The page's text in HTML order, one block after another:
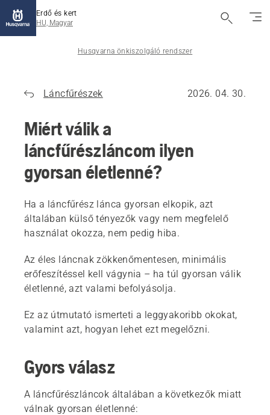
Erdő és kert
HU, Magyar
Husqvarna önkiszolgáló rendszer
Láncfűrészek 2026. 04. 30.
Miért válik a
láncfűrészláncom ilyen
gyorsan életlenné?
Ha a láncfűrész lánca gyorsan elkopik, azt
általában külső tényezők vagy nem megfelelő
használat okozza, nem pedig hiba.
Az éles láncnak zökkenőmentesen, minimális
erőfeszítéssel kell vágynia – ha túl gyorsan válik
életlenné, azt valami befolyásolja.
Ez az útmutató ismerteti a leggyakoribb okokat,
valamint azt, hogyan lehet ezt megelőzni.
Gyors válasz
A láncfűrészláncok általában a következők miatt
válnak gyorsan életlenné: